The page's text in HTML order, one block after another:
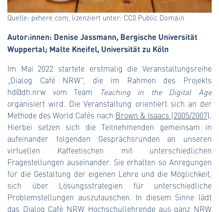
Quelle: pxhere.com, lizenziert unter: CC0 Public Domain
Autor:innen: Denise Jassmann, Bergische Universität
Wuppertal; Malte Kneifel, Universität zu Köln
Im Mai 2022 startete erstmalig die Veranstaltungsreihe
„Dialog Café NRW“, die im Rahmen des Projekts
hd@dh.nrw vom Team Teaching in the Digital Age
organisiert wird. Die Veranstaltung orientiert sich an der
Methode des World Cafés nach Brown & Isaacs (2005/2007).
Hierbei setzen sich die Teilnehmenden gemeinsam in
aufeinander folgenden Gesprächsrunden an unseren
virtuellen Kaffeetischen mit unterschiedlichen
Fragestellungen auseinander. Sie erhalten so Anregungen
für die Gestaltung der eigenen Lehre und die Möglichkeit,
sich über Lösungsstrategien für unterschiedliche
Problemstellungen auszutauschen. In diesem Sinne lädt
das Dialog Café NRW Hochschullehrende aus ganz NRW